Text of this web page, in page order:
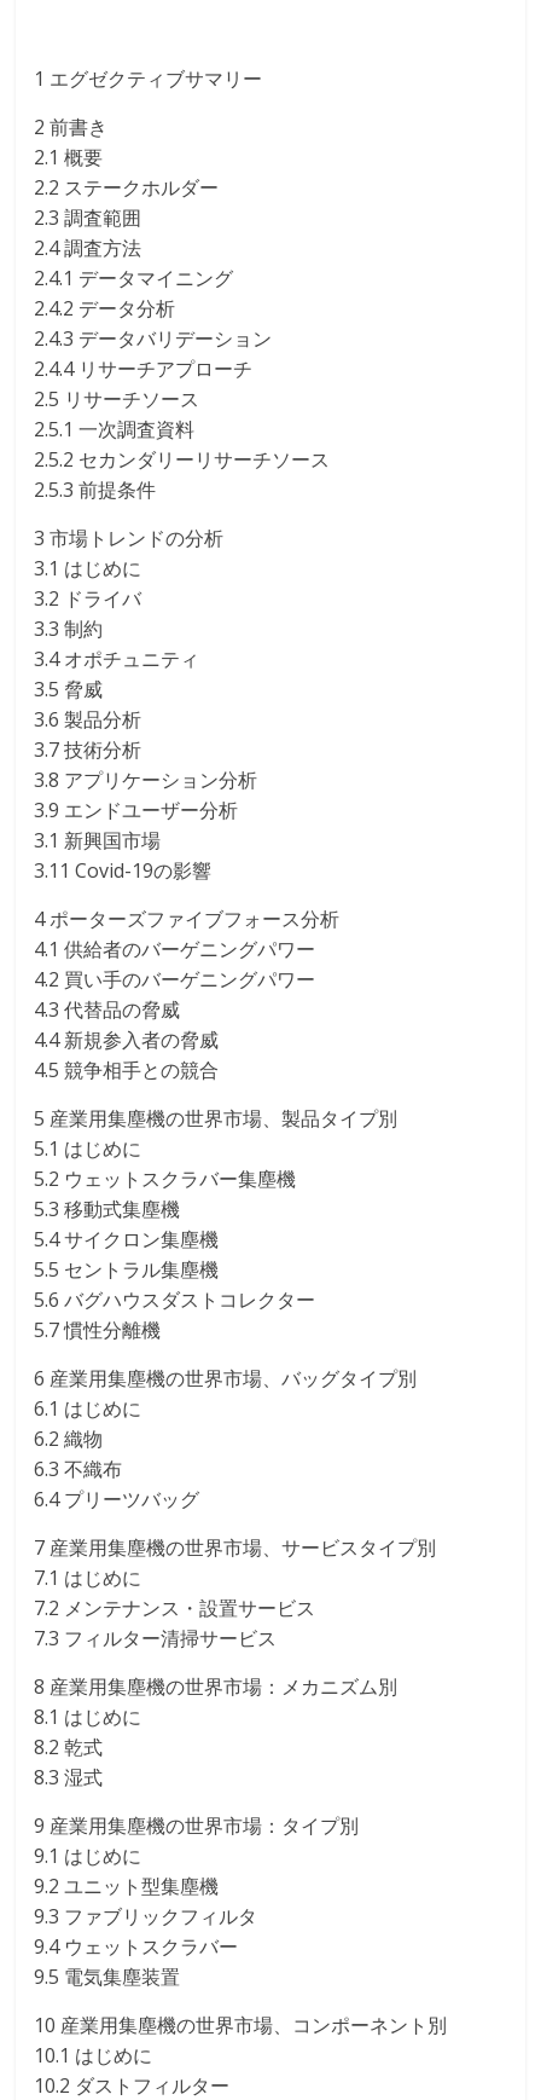
1 エグゼクティブサマリー
2 前書き
2.1 概要
2.2 ステークホルダー
2.3 調査範囲
2.4 調査方法
2.4.1 データマイニング
2.4.2 データ分析
2.4.3 データバリデーション
2.4.4 リサーチアプローチ
2.5 リサーチソース
2.5.1 一次調査資料
2.5.2 セカンダリーリサーチソース
2.5.3 前提条件
3 市場トレンドの分析
3.1 はじめに
3.2 ドライバ
3.3 制約
3.4 オポチュニティ
3.5 脅威
3.6 製品分析
3.7 技術分析
3.8 アプリケーション分析
3.9 エンドユーザー分析
3.1 新興国市場
3.11 Covid-19の影響
4 ポーターズファイブフォース分析
4.1 供給者のバーゲニングパワー
4.2 買い手のバーゲニングパワー
4.3 代替品の脅威
4.4 新規参入者の脅威
4.5 競争相手との競合
5 産業用集塵機の世界市場、製品タイプ別
5.1 はじめに
5.2 ウェットスクラバー集塵機
5.3 移動式集塵機
5.4 サイクロン集塵機
5.5 セントラル集塵機
5.6 バグハウスダストコレクター
5.7 慣性分離機
6 産業用集塵機の世界市場、バッグタイプ別
6.1 はじめに
6.2 織物
6.3 不織布
6.4 プリーツバッグ
7 産業用集塵機の世界市場、サービスタイプ別
7.1 はじめに
7.2 メンテナンス・設置サービス
7.3 フィルター清掃サービス
8 産業用集塵機の世界市場：メカニズム別
8.1 はじめに
8.2 乾式
8.3 湿式
9 産業用集塵機の世界市場：タイプ別
9.1 はじめに
9.2 ユニット型集塵機
9.3 ファブリックフィルタ
9.4 ウェットスクラバー
9.5 電気集塵装置
10 産業用集塵機の世界市場、コンポーネント別
10.1 はじめに
10.2 ダストフィルター